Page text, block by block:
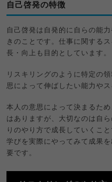
自己啓発の特徴
自己啓発は自発的に自らの能
きのことです。仕事に関する
長・向上も目的としています。
リスキリングのように特定の
思によって伸ばしたい能力やス
本人の意思によって決まるた
はありますが、大切なのは自
りのやり方で成長していくこ
学びを実際にやってみて成果
要です。